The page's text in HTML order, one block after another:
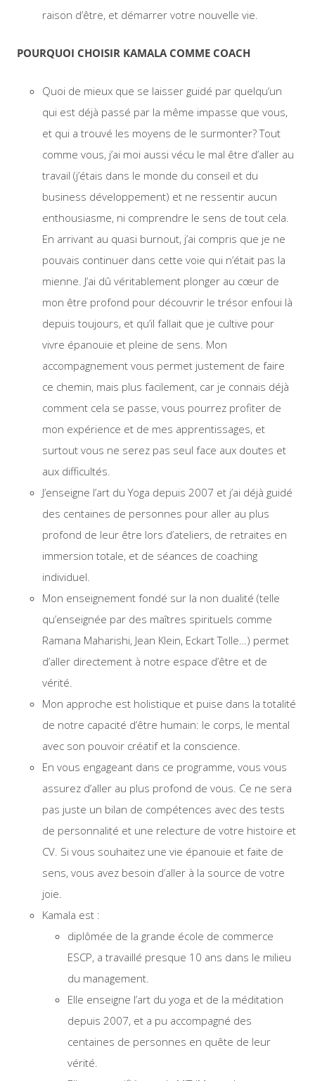
raison d’être, et démarrer votre nouvelle vie.
POURQUOI CHOISIR KAMALA COMME COACH
Quoi de mieux que se laisser guidé par quelqu’un
qui est déjà passé par la même impasse que vous,
et qui a trouvé les moyens de le surmonter? Tout
comme vous, j’ai moi aussi vécu le mal être d’aller au
travail (j’étais dans le monde du conseil et du
business développement) et ne ressentir aucun
enthousiasme, ni comprendre le sens de tout cela.
En arrivant au quasi burnout, j’ai compris que je ne
pouvais continuer dans cette voie qui n’était pas la
mienne. J’ai dû véritablement plonger au cœur de
mon être profond pour découvrir le trésor enfoui là
depuis toujours, et qu’il fallait que je cultive pour
vivre épanouie et pleine de sens. Mon
accompagnement vous permet justement de faire
ce chemin, mais plus facilement, car je connais déjà
comment cela se passe, vous pourrez profiter de
mon expérience et de mes apprentissages, et
surtout vous ne serez pas seul face aux doutes et
aux difficultés.
J’enseigne l’art du Yoga depuis 2007 et j’ai déjà guidé
des centaines de personnes pour aller au plus
profond de leur être lors d’ateliers, de retraites en
immersion totale, et de séances de coaching
individuel.
Mon enseignement fondé sur la non dualité (telle
qu’enseignée par des maîtres spirituels comme
Ramana Maharishi, Jean Klein, Eckart Tolle…) permet
d’aller directement à notre espace d’être et de
vérité.
Mon approche est holistique et puise dans la totalité
de notre capacité d’être humain: le corps, le mental
avec son pouvoir créatif et la conscience.
En vous engageant dans ce programme, vous vous
assurez d’aller au plus profond de vous. Ce ne sera
pas juste un bilan de compétences avec des tests
de personnalité et une relecture de votre histoire et
CV. Si vous souhaitez une vie épanouie et faite de
sens, vous avez besoin d’aller à la source de votre
joie.
Kamala est :
diplômée de la grande école de commerce
ESCP, a travaillé presque 10 ans dans le milieu
du management.
Elle enseigne l’art du yoga et de la méditation
depuis 2007, et a pu accompagné des
centaines de personnes en quête de leur
vérité.